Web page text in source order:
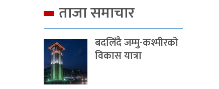
ताजा समाचार
बदलिँदै जम्मु-कश्मीरको
विकास यात्रा